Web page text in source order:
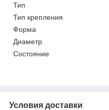
Тип
Тип крепления
Форма
Диаметр
Состояние
Условия доставки